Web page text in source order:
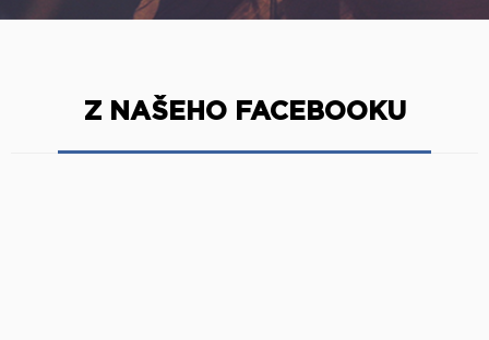
Z NAŠEHO FACEBOOKU